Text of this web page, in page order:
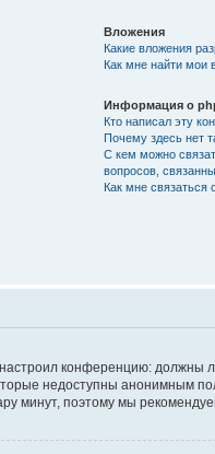
Вложения
Какие вложения
Как мне найти мои
Информация о
Кто написал эту
Почему здесь нет
С кем можно
вопросов,
Как мне связаться
конференцию:
недоступны анонимным
минут, поэтому мы